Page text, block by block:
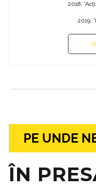
2018,
2019,
PE UNDE
ÎN